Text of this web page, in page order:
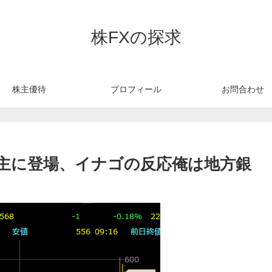
株FXの探求
株主優待 プロフィール お問合わせ
に登場、イナゴの反応俺は地方銀